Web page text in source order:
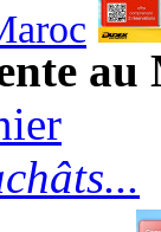
au